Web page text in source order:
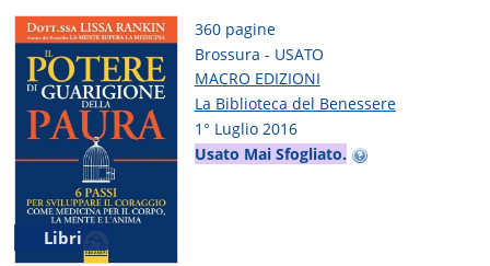
Libri
360 pagine
Brossura - USATO
MACRO EDIZIONI
La Biblioteca del Benessere
1° Luglio 2016
Usato Mai Sfogliato.